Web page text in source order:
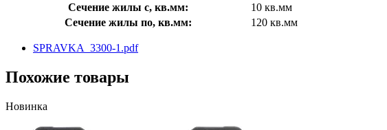
Сечение жилы с, кв.мм:
10 кв.мм
Сечение жилы по, кв.мм:
120 кв.мм
SPRAVKA_3300-1.pdf
Похожие товары
Новинка